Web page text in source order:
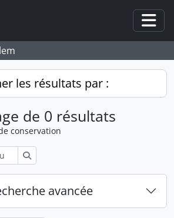
les résultats par :
de 0 résultats
conservation
avancée